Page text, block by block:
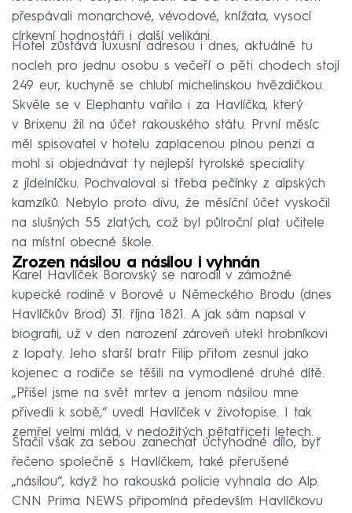
přespávali monarchové, vévodové, knížata, vysocí
církevní hodnostáři i další velikáni.
Hotel zůstává luxusní adresou i dnes, aktuálně tu
nocleh pro jednu osobu s večeří o pěti chodech stojí
249 eur, kuchyně se chlubí michelinskou hvězdičkou.
Skvěle se v Elephantu vařilo i za Havlíčka, který
v Brixenu žil na účet rakouského státu. První měsíc
měl spisovatel v hotelu zaplacenou plnou penzi a
mohl si objednávat ty nejlepší tyrolské speciality
z jídelníčku. Pochvaloval si třeba pečínky z alpských
kamzíků. Nebylo proto divu, že měsíční účet vyskočil
na slušných 55 zlatých, což byl půlroční plat učitele
na místní obecné škole.
Zrozen násilou a násilou i vyhnán
Karel Havlíček Borovský se narodil v zámožné
kupecké rodině v Borové u Německého Brodu (dnes
Havlíčkův Brod) 31. října 1821. A jak sám napsal v
biografii, už v den narození zároveň utekl hrobníkovi
z lopaty. Jeho starší bratr Filip přitom zesnul jako
kojenec a rodiče se těšili na vymodlené druhé dítě.
„Přišel jsme na svět mrtev a jenom násilou mne
přivedli k sobě,“ uvedl Havlíček v životopise. I tak
zemřel velmi mlád, v nedožitých pětatřiceti letech.
Stačil však za sebou zanechat úctyhodné dílo, byť
řečeno společně s Havlíčkem, také přerušené
„násilou“, když ho rakouská policie vyhnala do Alp.
CNN Prima NEWS připomíná především Havlíčkovu